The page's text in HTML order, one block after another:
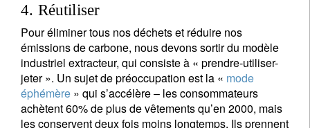
4. Réutiliser
Pour éliminer tous nos déchets et réduire nos
émissions de carbone, nous devons sortir du modèle
industriel extracteur, qui consiste à « prendre-utiliser-
jeter ». Un sujet de préoccupation est la « mode
éphémère » qui s’accélère – les consommateurs
achètent 60% de plus de vêtements qu’en 2000, mais
les conservent deux fois moins longtemps. Ils prennent